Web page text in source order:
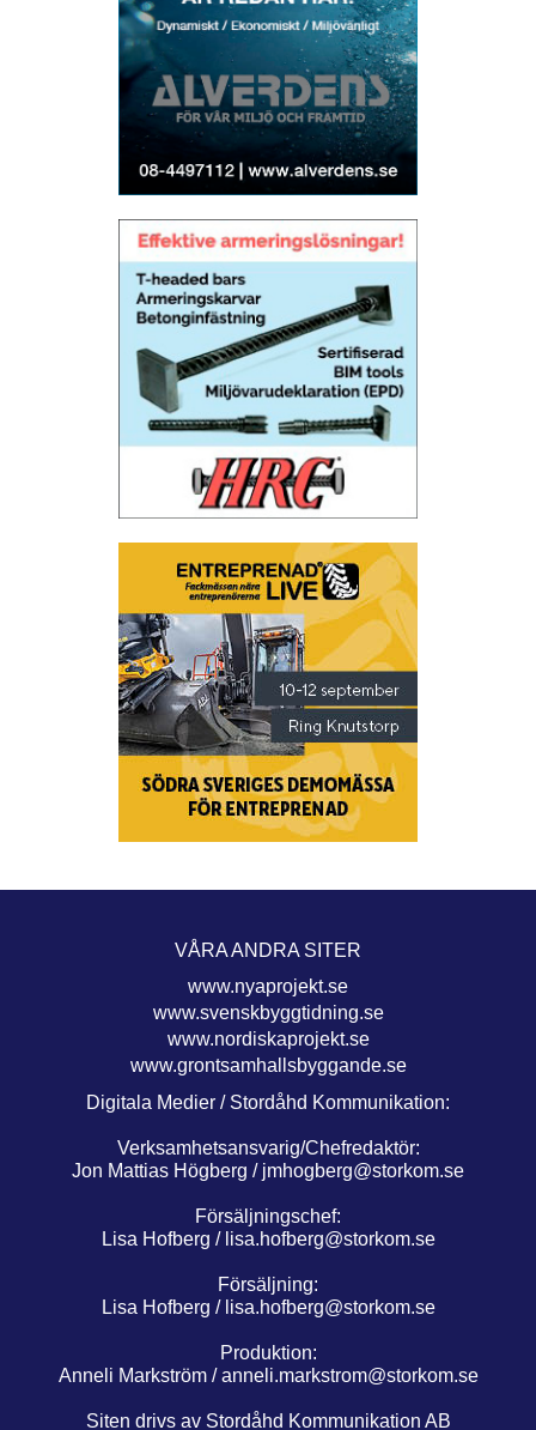
VÅRA ANDRA SITER
www.nyaprojekt.se
www.svenskbyggtidning.se
www.nordiskaprojekt.se
www.grontsamhallsbyggande.se
Digitala Medier / Stordåhd Kommunikation:
Verksamhetsansvarig/Chefredaktör:
Jon Mattias Högberg / jmhogberg@storkom.se
Försäljningschef:
Lisa Hofberg / lisa.hofberg@storkom.se
Försäljning:
Lisa Hofberg / lisa.hofberg@storkom.se
Produktion:
Anneli Markström /anneli.markstrom@storkom.se
Siten drivs av Stordåhd Kommunikation AB